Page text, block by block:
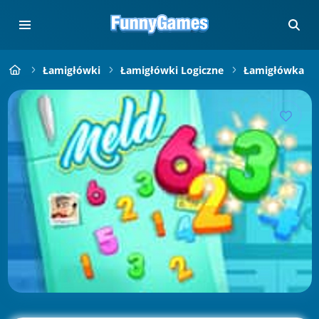
Łamigłówki Łamigłówki Logiczne Łamigłówka